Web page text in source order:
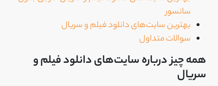
سانسور
بهترین سایت‌های دانلود فیلم و سریال
سوالات متداول
همه چیز درباره سایت‌های دانلود فیلم و
سریال